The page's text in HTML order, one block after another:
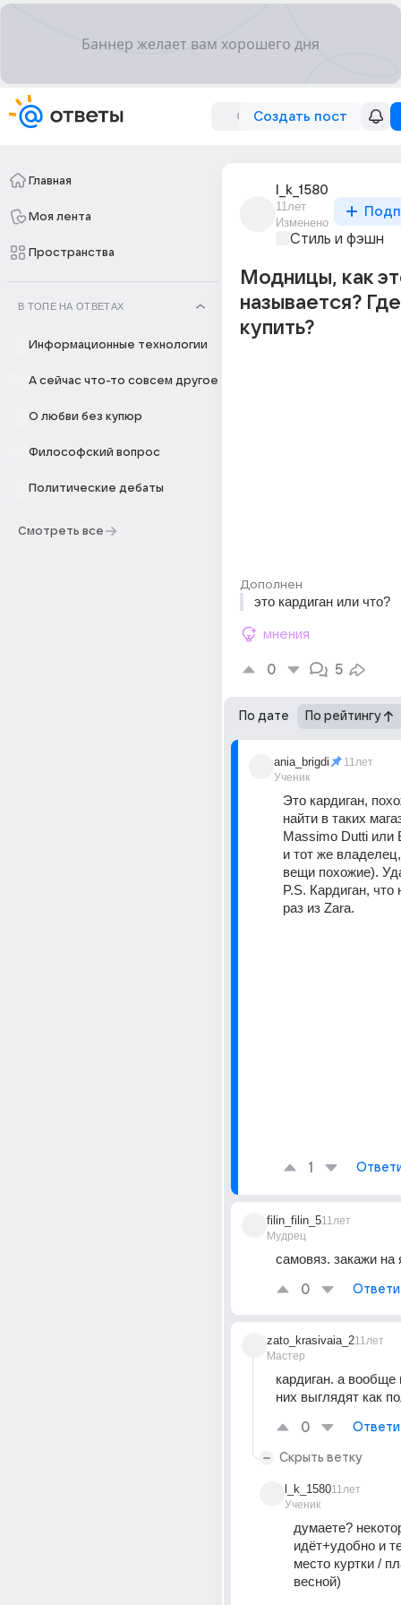
Создать пост
Главная
Моя лента
Пространства
В ТОПЕ НА ОТВЕТАХ
Информационные технологии
А сейчас что-то совсем другое
О любви без купюр
Философский вопрос
Политические дебаты
Смотреть все
l_k_1580
11лет
Изменено
Стиль и фэшн
Модницы, как
называется?
купить?
Дополнен
это кардиган или что?
мнения
0 5
По дате По рейтингу
ania_brigdi
Ученик
11лет
Это кардиган,
найти в таких
Massimo Dutti или
и тот же
вещи похожие).
P.S. Кардиган, что
раз из Zara.
1
filin_filin_5
Мудрец
11лет
самовяз. закажи на
0
zato_krasivaia_2
Мастер
11лет
кардиган. а
них выглядят как
0
Скрыть ветку
l_k_1580
Ученик
11лет
думаете?
идёт+удобно и
место куртки /
весной)